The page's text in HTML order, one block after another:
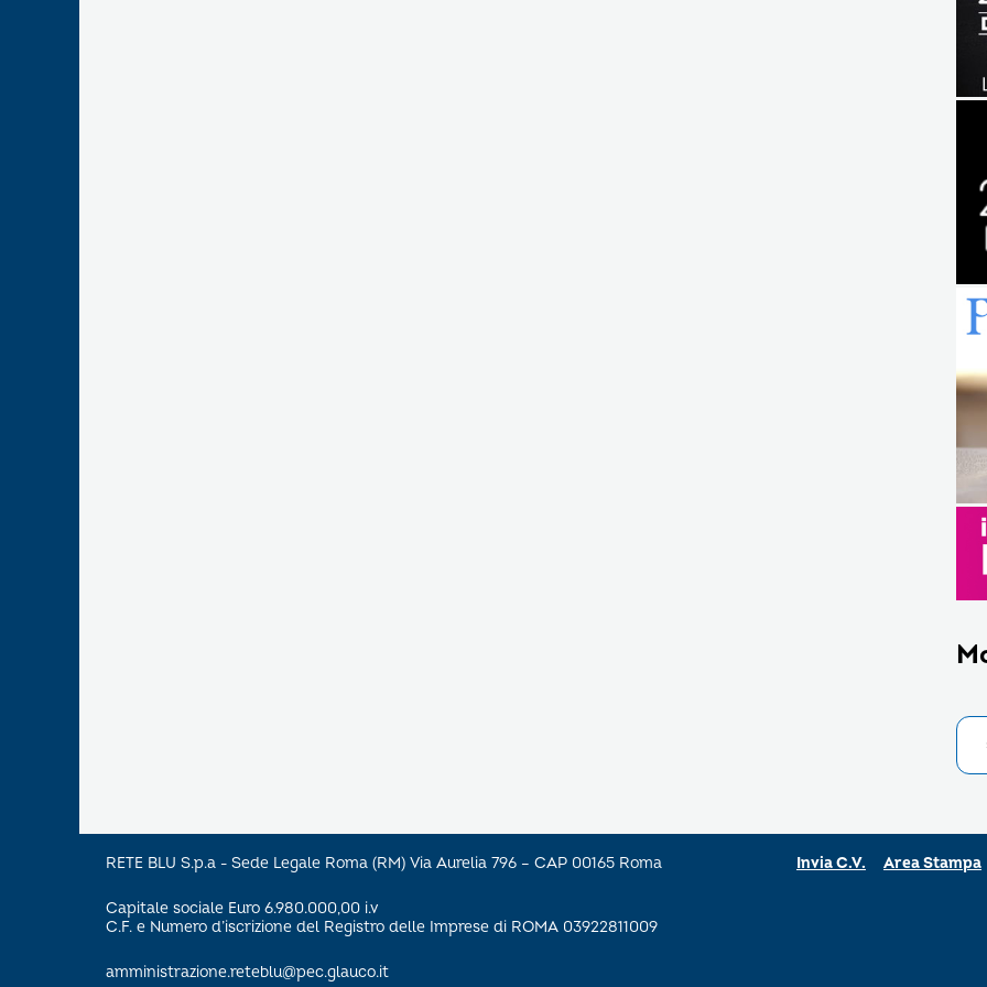
RETE BLU S.p.a - Sede Legale Roma (RM) Via Aurelia 796 – CAP 00165 Roma
Capitale sociale Euro 6.980.000,00 i.v
C.F. e Numero d’iscrizione del Registro delle Imprese di ROMA 03922811009
amministrazione.reteblu@pec.glauco.it
Invia C.V. Area Stampa